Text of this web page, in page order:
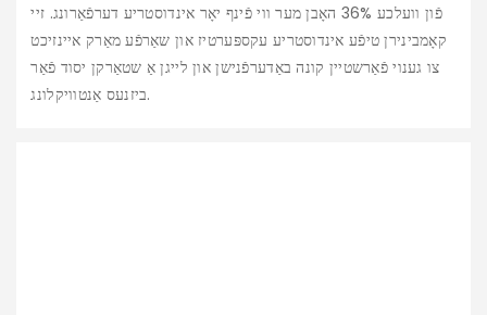
פֿון וועלכע 36% האָבן מער ווי פֿינף יאָר אינדוסטריע דערפֿאַרונג. זיי
קאָמבינירן טיפֿע אינדוסטריע עקספּערטיז און שאַרפֿע מאַרק איינזיכט
צו גענוי פֿאַרשטיין קונה באַדערפֿנישן און לייגן אַ שטאַרקן יסוד פֿאַר
ביזנעס אַנטוויקלונג.